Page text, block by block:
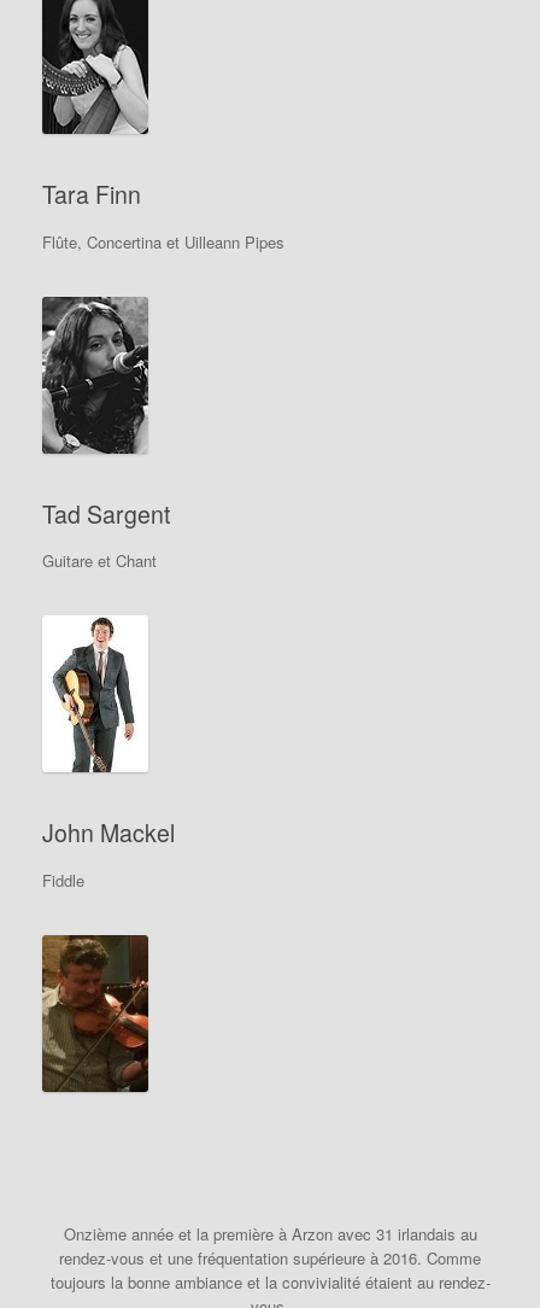
Tara Finn
Flûte, Concertina et Uilleann Pipes
Tad Sargent
Guitare et Chant
John Mackel
Fiddle
Onzième année et la première à Arzon avec 31 irlandais au
rendez-vous et une fréquentation supérieure à 2016. Comme
toujours la bonne ambiance et la convivialité étaient au rendez-